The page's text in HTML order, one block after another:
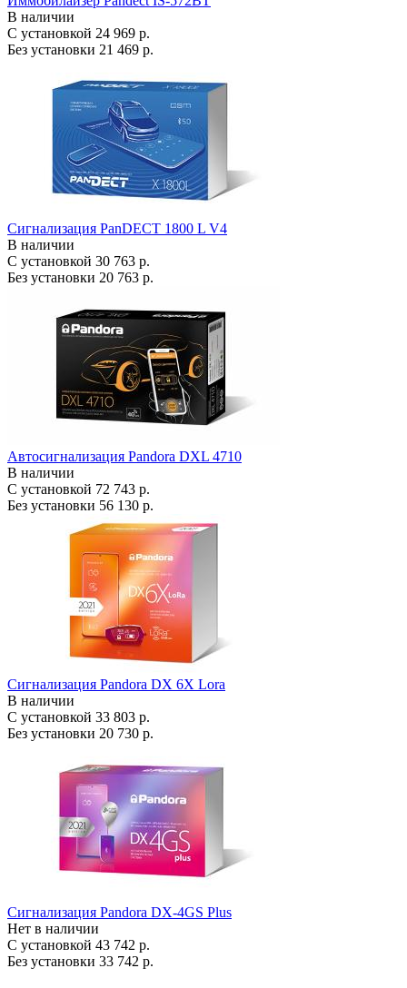
В наличии
С установкой 24 969 р.
Без установки 21 469 р.
Сигнализация PanDECT 1800 L V4
В наличии
С установкой 30 763 р.
Без установки 20 763 р.
Автосигнализация Pandora DXL 4710
В наличии
С установкой 72 743 р.
Без установки 56 130 р.
Сигнализация Pandora DX 6X Lora
В наличии
С установкой 33 803 р.
Без установки 20 730 р.
Сигнализация Pandora DX-4GS Plus
Нет в наличии
С установкой 43 742 р.
Без установки 33 742 р.